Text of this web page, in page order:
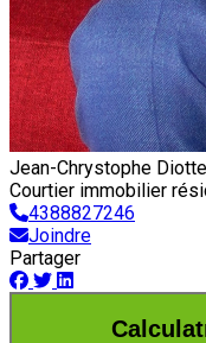
Jean-Chrystophe Diotte
Courtier immobilier
4388827246
Joindre
Partager